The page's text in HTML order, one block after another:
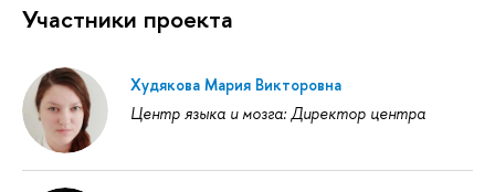
Участники проекта
Худякова Мария Викторовна
Центр языка и мозга: Директор центра